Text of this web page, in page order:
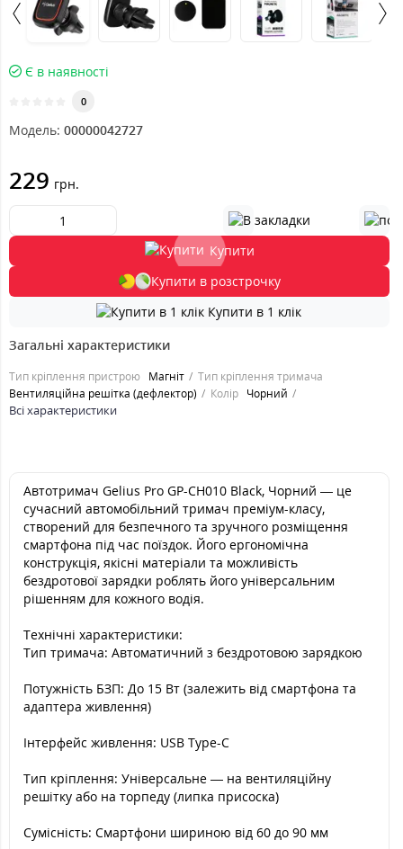
Є в наявності
0
Модель: 00000042727
229 грн.
Купити
Купити в розстрочку
Купити в 1 клік
Загальні характеристики
Тип кріплення пристрою Магніт
Тип кріплення тримача
Вентиляційна решітка (дефлектор)
Колір Чорний
Всі характеристики
Автотримач Gelius Pro GP-CH010 Black, Чорний — це
сучасний автомобільний тримач преміум-класу,
створений для безпечного та зручного розміщення
смартфона під час поїздок. Його ергономічна
конструкція, якісні матеріали та можливість
бездротової зарядки роблять його універсальним
рішенням для кожного водія.
Технічні характеристики:
Тип тримача: Автоматичний з бездротовою зарядкою
Потужність БЗП: До 15 Вт (залежить від смартфона та
адаптера живлення)
Інтерфейс живлення: USB Type-C
Тип кріплення: Універсальне — на вентиляційну
решітку або на торпеду (липка присоска)
Сумісність: Смартфони шириною від 60 до 90 мм